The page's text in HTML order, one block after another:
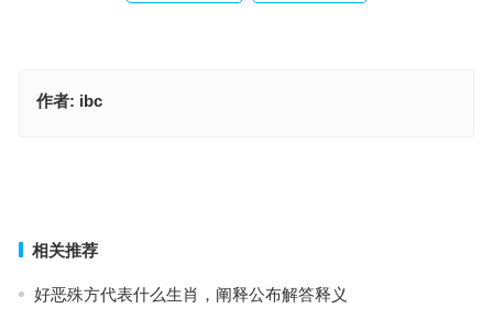
作者: ibc
相关推荐
好恶殊方代表什么生肖，阐释公布解答释义